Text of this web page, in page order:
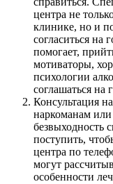
центра не
клинике, но и
согласиться на
помогает,
мотиваторы,
психологии
соглашаться на
Консультация
наркоманам или
безвыходность
поступить,
центра по
могут
особенности